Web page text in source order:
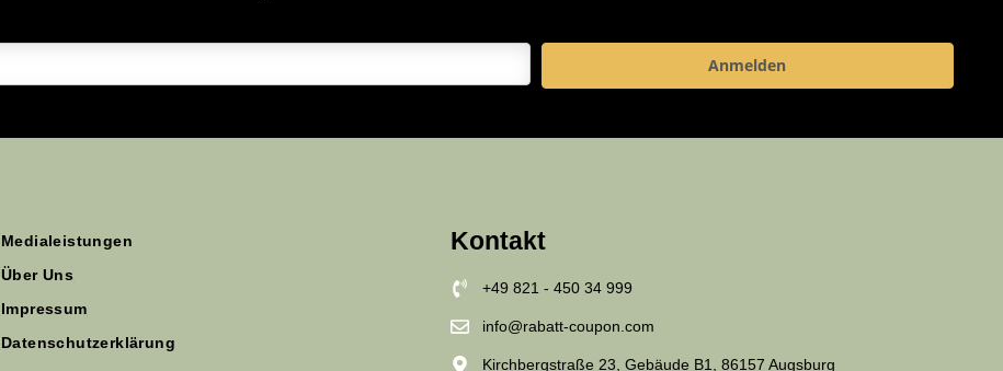
Anmelden
Medialeistungen
Über Uns
Impressum
Datenschutzerklärung
Kontakt
+49 821 - 450 34 999
info@rabatt-coupon.com
Kirchbergstraße 23, Gebäude B1, 86157 Augsburg